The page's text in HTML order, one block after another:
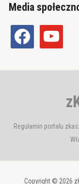
Media
facebook youtube
Regulamin portalu
Copyright © 2026